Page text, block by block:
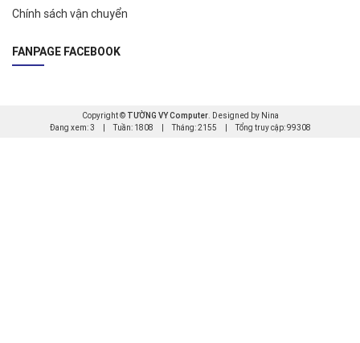
Chính sách vận chuyển
FANPAGE FACEBOOK
Copyright © TƯỜNG VY Computer. Designed by Nina
Đang xem: 3
Tuần: 1808 Tháng: 2155 Tổng truy cập: 99308